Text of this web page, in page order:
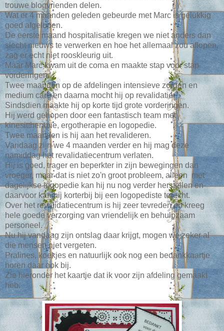
trouwe blogvrienden delen.
Wat er 4 maanden geleden gebeurde met Marc is gelukkig
goed afgelopen.
De eerste maand hospitalisatie kregen we niet anders dan
slecht nieuws te verwerken en hoe het allemaal zou aflopen,
zag er echt niet rooskleurig uit.
Maar Marc kwam uit de coma en maakte stap voor stap
vorderingen.
Twee maanden op de afdelingen intensieve zorgen en
medium care en daarna mocht hij op revalidatie.
Sindsdien maakte hij op korte tijd grote vorderingen.
Hij werd gehopen door een fantastisch team met
kinesittherapie, ergotherapie en logopedie.
Twee maanden is hij aan het revalideren.
Vandaag zijn we 4 maanden verder en hij mag deze
namiddag het revalidatiecentrum verlaten.
Hij is goed, trager en beperkter in zijn bewegingen dan
vroeger, maar dat is niet zo'n groot probleem, alleen met
dagelijkse logopedie kan hij nu nog verder herstellen en
daarvoor kan hij korterbij bij een logopediste terecht.
Over het revalidatiecentrum is hij zeer tevreden en kreeg
hele goede verzorging van vriendelijk en behulpzaam
personeel.
Nu hij vandaag zijn ontslag daar krijgt, mogen we zeker al
die mensen niet vergeten.
Pralines, koekjes en natuurlijk ook nog een bedankkaartje
horen daar ook bij.
Zie hieronder het kaartje dat ik voor zijn afdeling gemaakt
heb.